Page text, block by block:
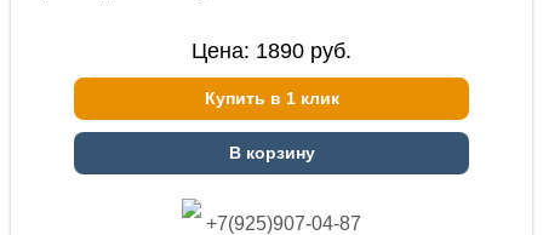
Цена: 1890 руб.
Купить в 1 клик
В корзину
+7(925)907-04-87